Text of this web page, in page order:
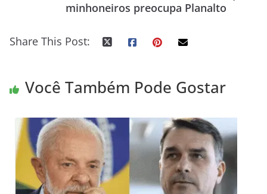
minhoneiros preocupa Planalto
Share This Post:
Você Também Pode Gostar